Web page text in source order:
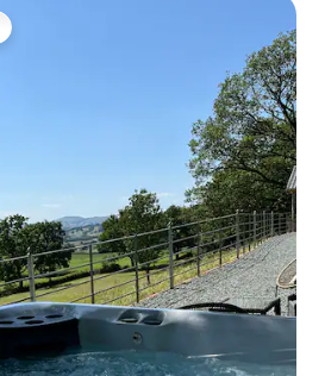
ვარიანტი